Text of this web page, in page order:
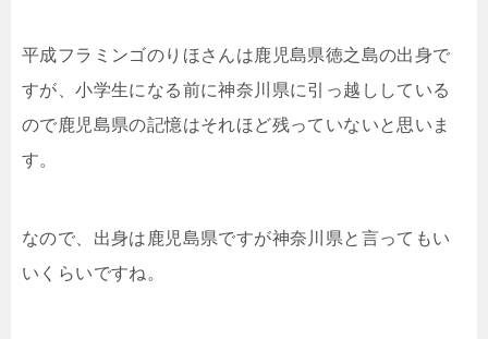
平成フラミンゴのりほさんは鹿児島県徳之島の出身で
すが、小学生になる前に神奈川県に引っ越ししている
ので鹿児島県の記憶はそれほど残っていないと思いま
す。
なので、出身は鹿児島県ですが神奈川県と言ってもい
いくらいですね。